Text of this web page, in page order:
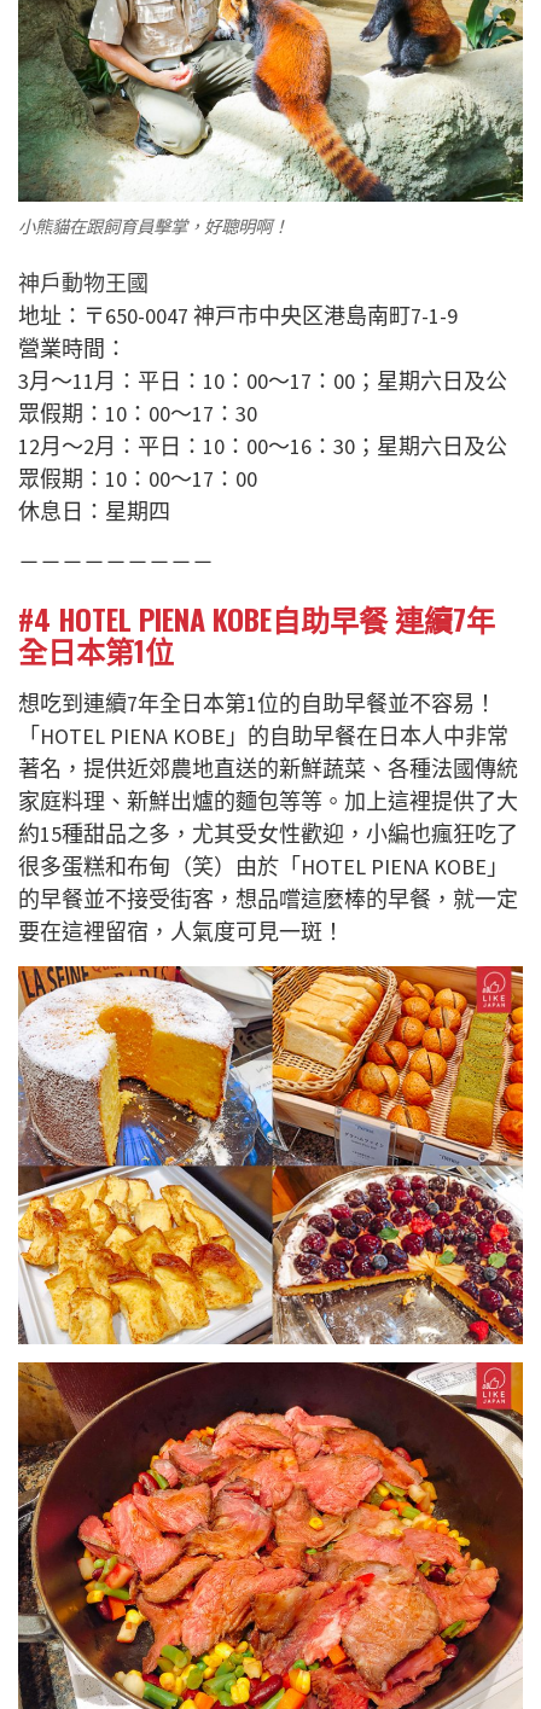
小熊貓在跟飼育員擊掌，好聰明啊！
神戶動物王國
地址：〒650-0047 神戸市中央区港島南町7-1-9
營業時間：
3月～11月：平日：10：00～17：00；星期六日及公
眾假期：10：00～17：30
12月～2月：平日：10：00～16：30；星期六日及公
眾假期：10：00～17：00
休息日：星期四
－－－－－－－－－
#4 HOTEL PIENA KOBE自助早餐 連續7年
全日本第1位
想吃到連續7年全日本第1位的自助早餐並不容易！
「HOTEL PIENA KOBE」的自助早餐在日本人中非常
著名，提供近郊農地直送的新鮮蔬菜、各種法國傳統
家庭料理、新鮮出爐的麵包等等。加上這裡提供了大
約15種甜品之多，尤其受女性歡迎，小編也瘋狂吃了
很多蛋糕和布甸（笑）由於「HOTEL PIENA KOBE」
的早餐並不接受街客，想品嚐這麼棒的早餐，就一定
要在這裡留宿，人氣度可見一斑！